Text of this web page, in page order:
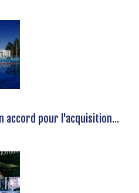
accord pour l'acquisition...